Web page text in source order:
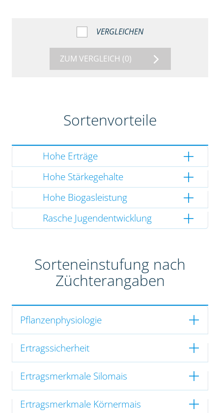
VERGLEICHEN
ZUM VERGLEICH (0)
Sortenvorteile
Hohe Erträge
Hohe Stärkegehalte
Hohe Biogasleistung
Rasche Jugendentwicklung
Sorteneinstufung nach
Züchterangaben
Pflanzenphysiologie
Ertragssicherheit
Ertragsmerkmale Silomais
Ertragsmerkmale Körnermais